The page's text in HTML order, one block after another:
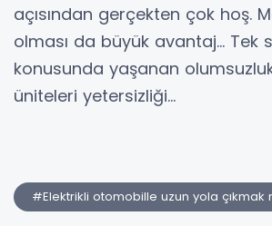
açısından gerçekten çok hoş.
olması da büyük avantaj… Tek
konusunda yaşanan
üniteleri yetersizliği…
#Elektrikli otomobille uzun yola çıkmak